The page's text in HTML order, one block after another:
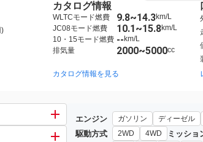
)
カタログ情報
WLTCモード燃費 9.8~14.3km/L
JC08モード燃費
10.1~15.8km/L
10・15モード燃費 -- km/L
排気量
2000~5000cc
カタログ情報を見る
エンジン ガソリン ディーゼル
駆動方式 2WD 4WD ミッショ